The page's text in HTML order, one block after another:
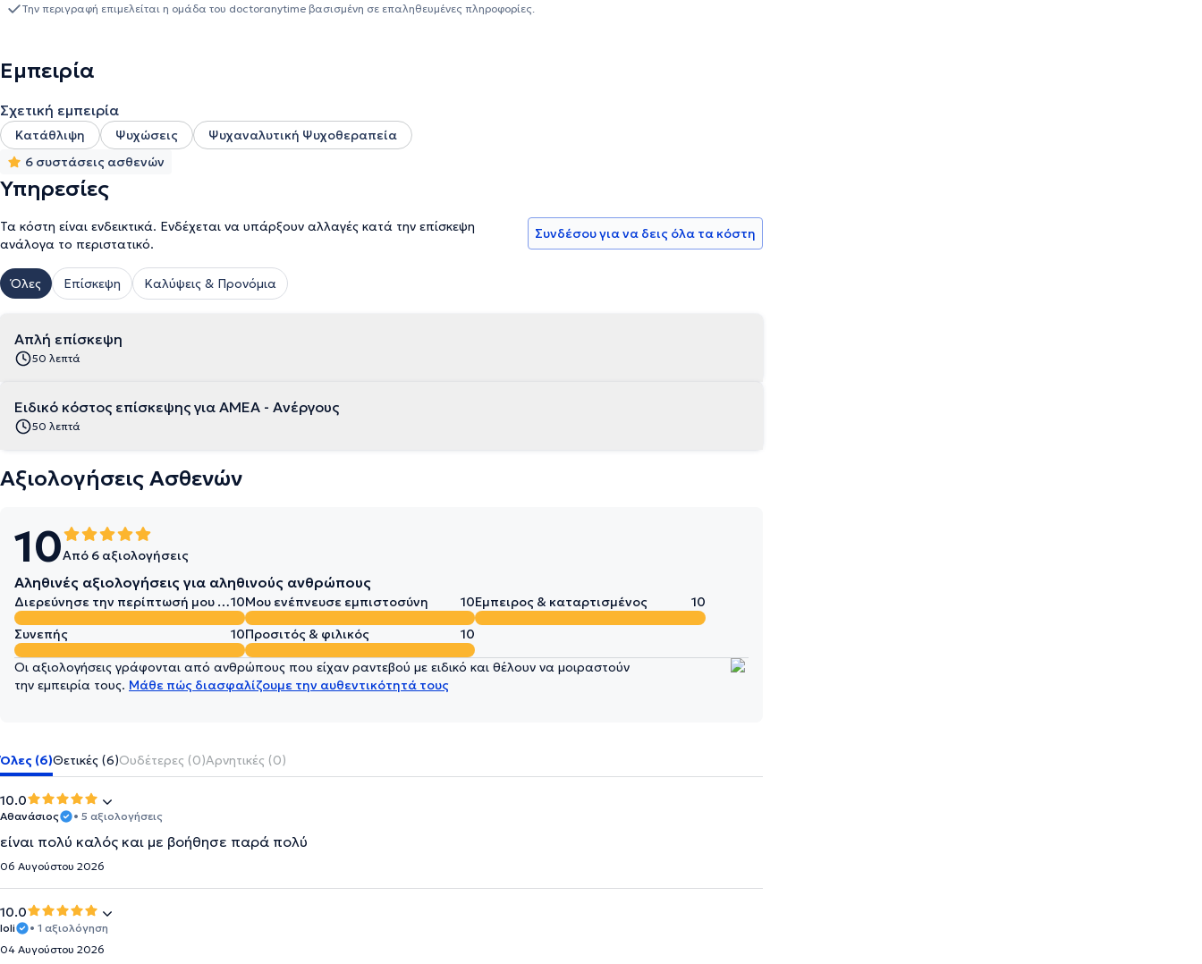
Την περιγραφή επιμελείται η ομάδα του doctoranytime βασισμένη σε επαληθευμένες πληροφορίες.
Εμπειρία
Σχετική εμπειρία
Κατάθλιψη Ψυχώσεις
Ψυχαναλυτική Ψυχοθεραπεία
6 συστάσεις ασθενών
Υπηρεσίες
Τα κόστη είναι ενδεικτικά. Ενδέχεται να υπάρξουν αλλαγές κατά την επίσκεψη
ανάλογα το περιστατικό.
Συνδέσου για να δεις όλα τα κόστη
Όλες Επίσκεψη Καλύψεις & Προνόμια
Απλή επίσκεψη
50 λεπτά
Ειδικό κόστος επίσκεψης για ΑΜΕΑ - Ανέργους
50 λεπτά
Αξιολογήσεις Ασθενών
10Από 6 αξιολογήσεις
Αληθινές αξιολογήσεις για αληθινούς ανθρώπους
Διερεύνησε την περίπτωσή μου σε βάθος10Μου ενέπνευσε εμπιστοσύνη 10Έμπειρος & καταρτισμένος
10
Συνεπής
10Προσιτός & φιλικός 10
Οι αξιολογήσεις γράφονται από ανθρώπους που είχαν ραντεβού με ειδικό και θέλουν να μοιραστούν
την εμπειρία τους. Μάθε πώς διασφαλίζουμε την αυθεντικότητά τους
Όλες (6)Θετικές (6)Ουδέτερες (0)Αρνητικές (0)
10.0
Αθανάσιος • 5 αξιολογήσεις
είναι πολύ καλός και με βοήθησε παρά πολύ
06 Αυγούστου 2026
10.0
Ioli
• 1 αξιολόγηση
04 Αυγούστου 2026